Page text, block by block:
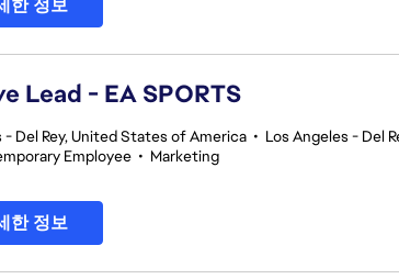
한 정보
Lead - EA SPORTS
- Del Rey, United States of America • Los Angeles - Del
Employee • Marketing
한 정보